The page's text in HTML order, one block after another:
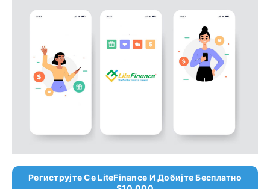
Региструјте Се LiteFinance И Добијте Бесплатно